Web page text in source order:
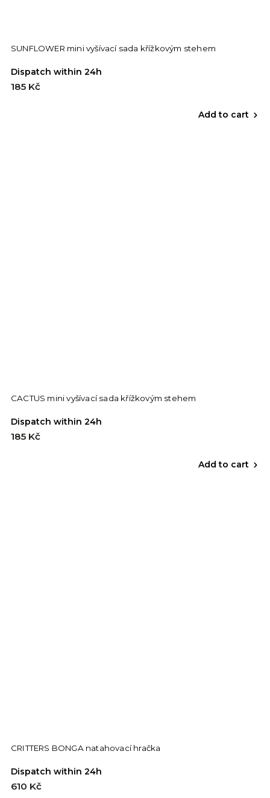
SUNFLOWER mini vyšívací sada křížkovým stehem
Dispatch within 24h
185 Kč
Add to cart
CACTUS mini vyšívací sada křížkovým stehem
Dispatch within 24h
185 Kč
Add to cart
CRITTERS BONGA natahovací hračka
Dispatch within 24h
610 Kč